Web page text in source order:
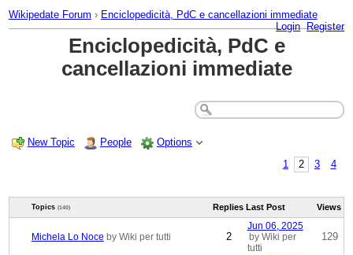
Wikipedate Forum › Enciclopedicità, PdC e cancellazioni immediate
Login Register
Enciclopedicità, PdC e
cancellazioni immediate
New Topic People
Options
1
2 3 4
Topics (140) Replies Last Post Views
Michela Lo Noce by Wiki per tutti 2
Jun 06, 2025
by Wiki per
tutti
129